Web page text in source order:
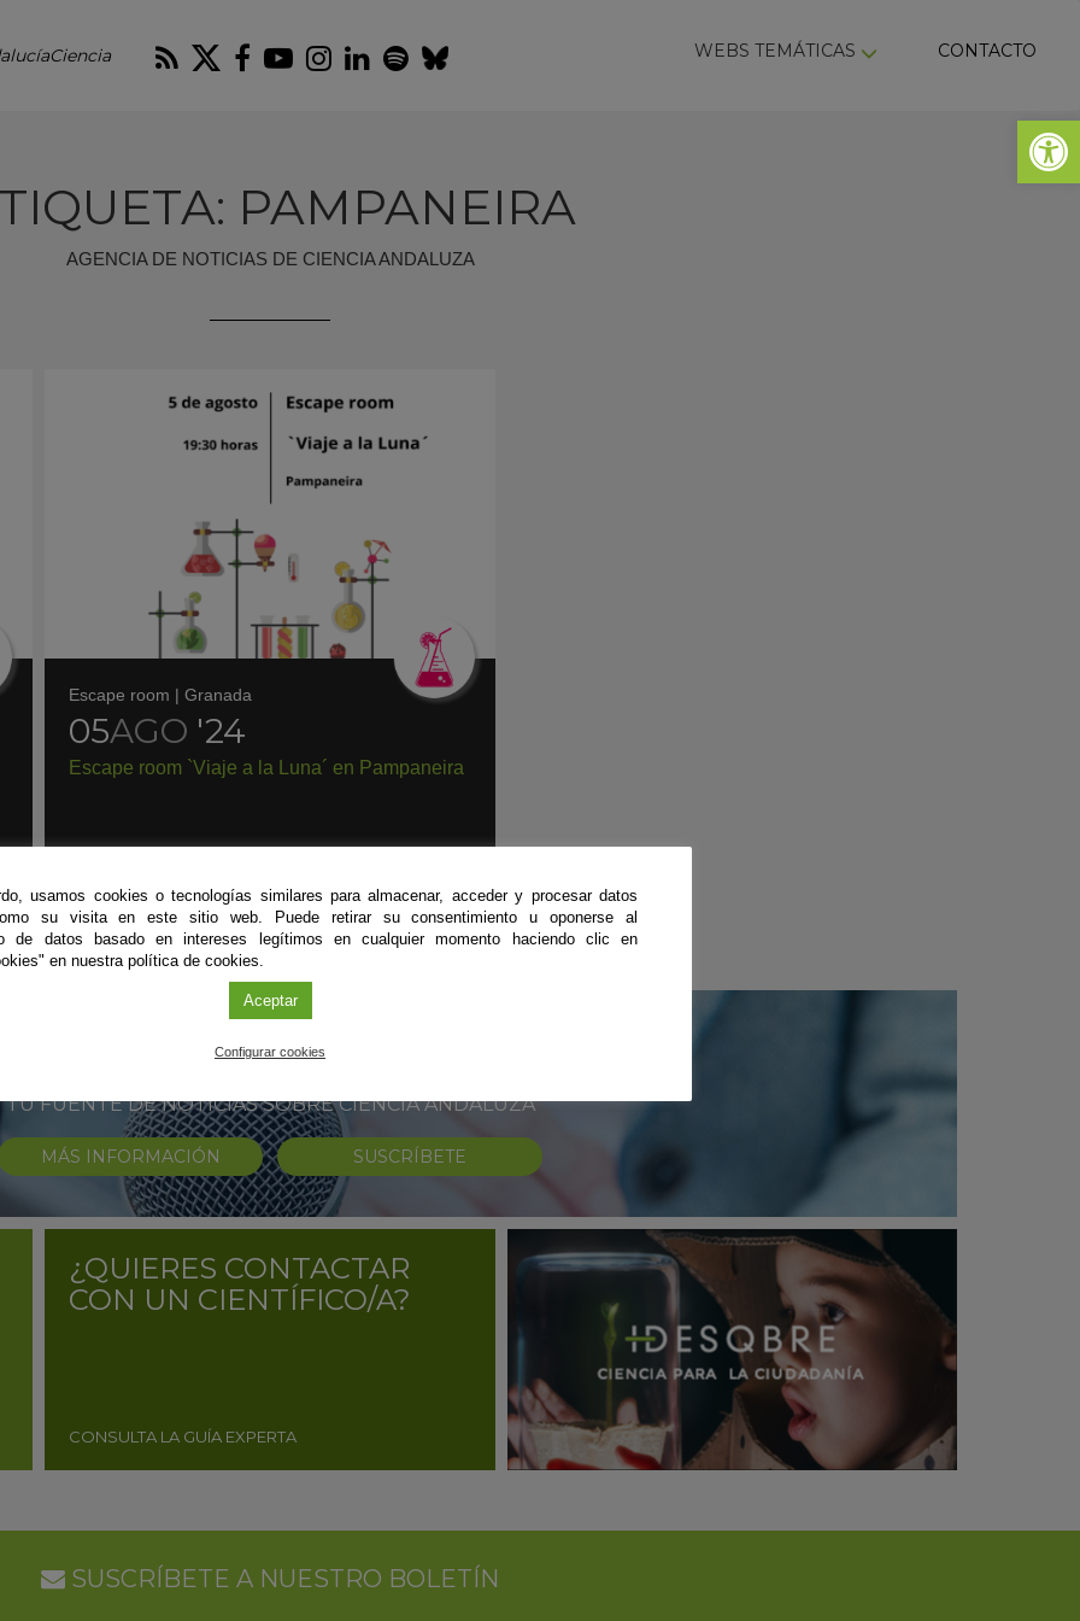
Abrir
RSS Twitter
Facebook
Youtube
Instagram
LinkedIn
Spotify
Bluesky WEBS TEMÁTICAS CONTACTO
PAMPANEIRA
AGENCIA DE NOTICIAS DE CIENCIA ANDALUZA
Escape room |Granada
05AGO '24
Escape room `Viaje a la Luna´ en Pampaneira
#CienciaDirecta
TU FUENTE DE NOTICIAS SOBRE CIENCIA ANDALUZA
MÁS INFORMACIÓN SUSCRÍBETE
¿QUIERES CONTACTAR
CON UN CIENTÍFICO/A?
CONSULTA LA GUÍA EXPERTA
SUSCRÍBETE A NUESTRO BOLETÍN
usamos cookies o tecnologías similares para almacenar, acceder y procesar datos
su visita en este sitio web. Puede retirar su consentimiento u oponerse al
de datos basado en intereses legítimos en cualquier momento haciendo clic en
en nuestra política de cookies.
Aceptar
Configurar cookies